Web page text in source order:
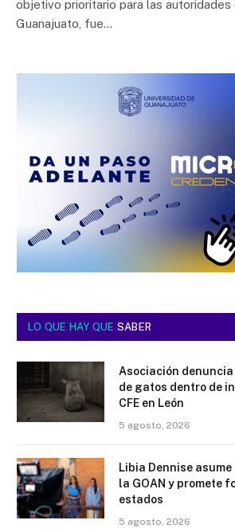
objetivo prioritario para las
Guanajuato, fue…
LO QUE HAY QUE SABER
Asociación
de gatos dentro de
CFE en León
5 agosto, 2026
Libia Dennise
la GOAN y promete
estados
5 agosto, 2026